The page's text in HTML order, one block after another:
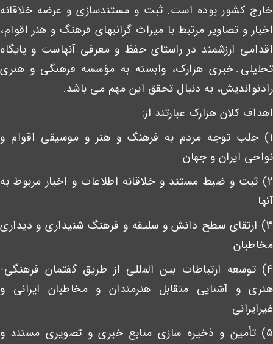
خارج کشور بوده است. ثبت و مستندسازی و عرضه خلاقانه
اخبار و تصاویر مرتبط با میراث گرانبهای فرهنگ و هنر اقوام،
اقدامی ارزشمند در راستای حفظ و معرفی آنهاست و پایگاه
تحلیلی۔خبری هزارک، وابسته به مؤسسه فرهنگی و هنری
رادنواندیش، به دنبال تحقق این مهم می باشد.
اهداف کلان هزارک عبارتند از:
1) جلب توجه مردم به فرهنگ و هنر و موسیقی اقوام و
نواحی ایران و جهان
2) ثبت و ضبط مستند و خلاقانه اطلاعات و اخبار مربوط به
آنها
3) ارتقای سطح دانش و سلیقه و فرهنگ شنیداری و دیداری
مخاطبان
4) توسعه ارتباطات بین المللی از طریق گفتمان فرهنگی-
هنری و آشنایی متقابل هنرمندان و مخاطبان ایرانی و
غیرایرانی
5) تأمین و ذخیره سازی منابع خبری و تصویری مستند و